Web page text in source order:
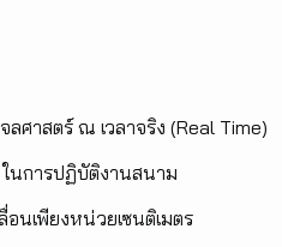
ศาสตร์ ณ เวลาจริง (Real Time)
นการปฏิบัติงานสนาม
นเพียงหน่วยเซนติเมตร